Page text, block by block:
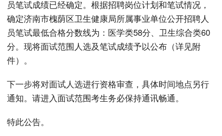
员笔试成绩已经确定。根据招聘岗位计划和笔试情况，
确定济南市槐荫区卫生健康局所属事业单位公开招聘人
员笔试最低合格分数线为：医学类58分、卫生综合类60
分。现将面试范围人选及笔试成绩予以公布（详见附
件）。
下一步将对面试人选进行资格审查，具体时间地点另行
通知。请进入面试范围考生务必保持通讯畅通。
特此公告。